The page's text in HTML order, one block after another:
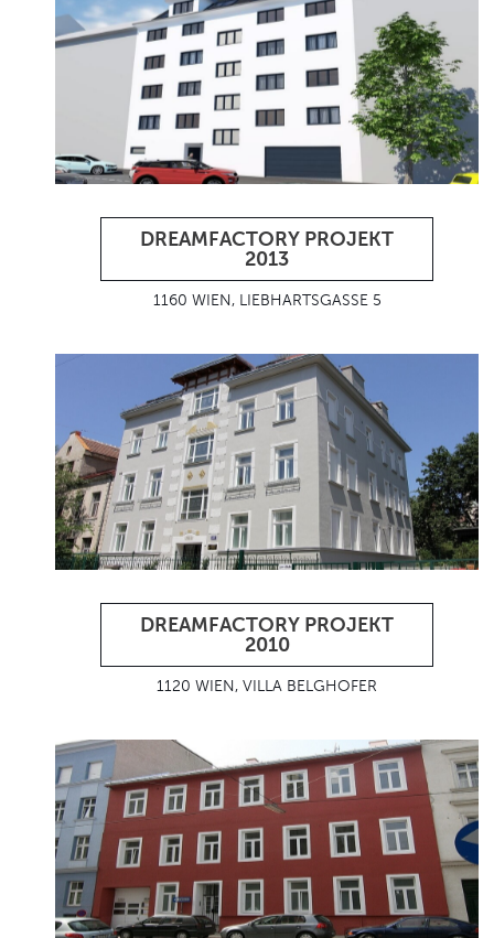
DREAMFACTORY PROJEKT
2013
1160 WIEN, LIEBHARTSGASSE 5
DREAMFACTORY PROJEKT
2010
1120 WIEN, VILLA BELGHOFER